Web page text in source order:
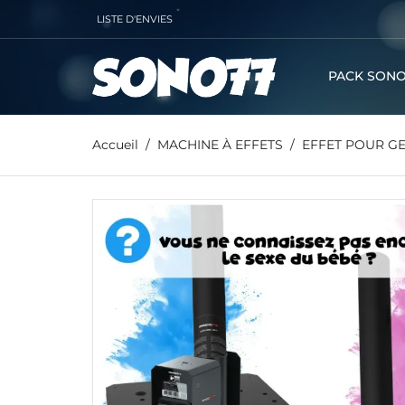
LISTE D'ENVIES
PACK
Accueil MACHINE À EFFETS EFFET POUR